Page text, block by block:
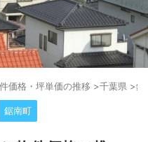
価格・坪単価の推移 >千葉県 >鋸
鋸南町